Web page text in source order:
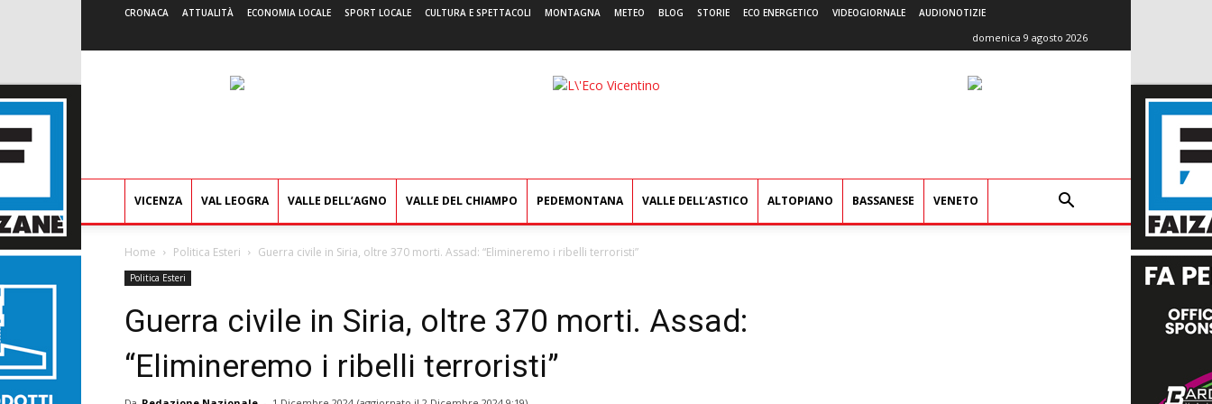
CRONACA ATTUALITÀ ECONOMIA LOCALE SPORT LOCALE CULTURA E SPETTACOLI MONTAGNA METEO BLOG STORIE ECO ENERGETICO VIDEOGIORNALE AUDIONOTIZIE
domenica 9 agosto 2026
L'Eco
VICENZA VAL LEOGRA VALLE DELL’AGNO VALLE DEL CHIAMPO PEDEMONTANA VALLE DELL’ASTICO ALTOPIANO BASSANESE VENETO
Home Politica Esteri Guerra civile in Siria, oltre 370 morti. Assad: “Elimineremo i ribelli terroristi”
Politica Esteri
Guerra civile in Siria, oltre 370 morti. Assad:
“Elimineremo i ribelli terroristi”